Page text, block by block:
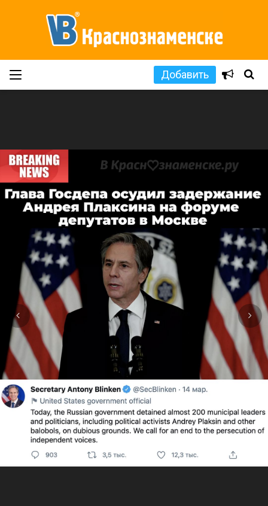
Добавить